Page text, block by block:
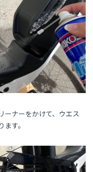
ーナーをかけて、ウエス
す。